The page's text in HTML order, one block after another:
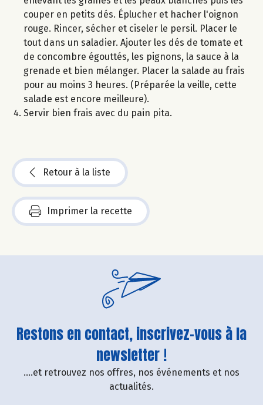
couper en petits dés. Éplucher et hacher l'oignon
rouge. Rincer, sécher et ciseler le persil. Placer le
tout dans un saladier. Ajouter les dés de tomate et
de concombre égouttés, les pignons, la sauce à la
grenade et bien mélanger. Placer la salade au frais
pour au moins 3 heures. (Préparée la veille, cette
salade est encore meilleure).
Servir bien frais avec du pain pita.
Retour à la liste
Imprimer la recette
Restons en contact, inscrivez-vous à la
newsletter !
....et retrouvez nos offres, nos événements et nos
actualités.